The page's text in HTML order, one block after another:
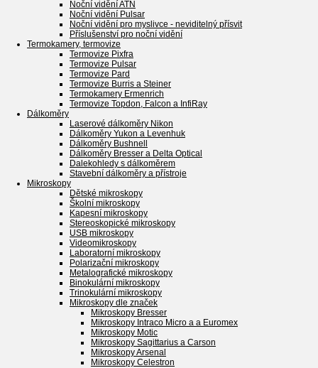
Noční vidění ATN
Noční vidění Pulsar
Noční vidění pro myslivce - neviditelný přísvit
Příslušenství pro noční vidění
Termokamery, termovize
Termovize Pixfra
Termovize Pulsar
Termovize Pard
Termovize Burris a Steiner
Termokamery Ermenrich
Termovize Topdon, Falcon a InfiRay
Dálkoměry
Laserové dálkoměry Nikon
Dálkoměry Yukon a Levenhuk
Dálkoměry Bushnell
Dálkoměry Bresser a Delta Optical
Dalekohledy s dálkoměrem
Stavební dálkoměry a přístroje
Mikroskopy
Dětské mikroskopy
Školní mikroskopy
Kapesní mikroskopy
Stereoskopické mikroskopy
USB mikroskopy
Videomikroskopy
Laboratorní mikroskopy
Polarizační mikroskopy
Metalografické mikroskopy
Binokulární mikroskopy
Trinokulární mikroskopy
Mikroskopy dle značek
Mikroskopy Bresser
Mikroskopy Intraco Micro a a Euromex
Mikroskopy Motic
Mikroskopy Sagittarius a Carson
Mikroskopy Arsenal
Mikroskopy Celestron